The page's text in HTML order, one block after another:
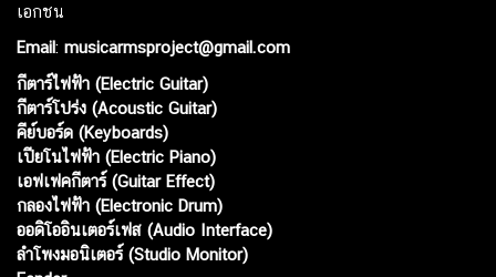
เอกชน
Email: musicarmsproject@gmail.com
กีตาร์ไฟฟ้า (Electric Guitar)
กีตาร์โปร่ง (Acoustic Guitar)
คีย์บอร์ด (Keyboards)
เปียโนไฟฟ้า (Electric Piano)
เอฟเฟคกีตาร์ (Guitar Effect)
กลองไฟฟ้า (Electronic Drum)
ออดิโออินเตอร์เฟส (Audio Interface)
ลำโพงมอนิเตอร์ (Studio Monitor)